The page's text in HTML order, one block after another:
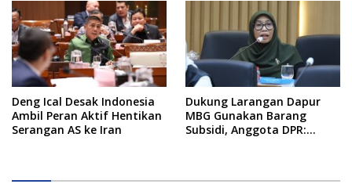
Deng Ical Desak Indonesia
Ambil Peran Aktif Hentikan
Serangan AS ke Iran
Dukung Larangan Dapur
MBG Gunakan Barang
Subsidi, Anggota DPR: